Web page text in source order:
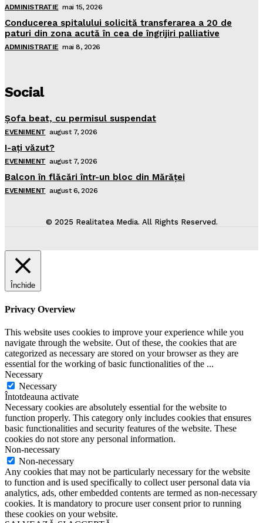
ADMINISTRATIE mai 15, 2026
Conducerea spitalului solicită transferarea a 20 de
paturi din zona acută în cea de îngrijiri palliative
ADMINISTRATIE mai 8, 2026
Social
Şofa beat, cu permisul suspendat
EVENIMENT august 7, 2026
I-aţi văzut?
EVENIMENT august 7, 2026
Balcon în flăcări într-un bloc din Mărăţei
EVENIMENT august 6, 2026
© 2025 Realitatea Media. All Rights Reserved.
Închide
Privacy Overview
This website uses cookies to improve your experience while you
navigate through the website. Out of these, the cookies that are
categorized as necessary are stored on your browser as they are
essential for the working of basic functionalities of the ...
Necessary
Necessary
Întotdeauna activate
Necessary cookies are absolutely essential for the website to
function properly. This category only includes cookies that ensures
basic functionalities and security features of the website. These
cookies do not store any personal information.
Non-necessary
Non-necessary
Any cookies that may not be particularly necessary for the website
to function and is used specifically to collect user personal data via
analytics, ads, other embedded contents are termed as non-necessary
cookies. It is mandatory to procure user consent prior to running
these cookies on your website.